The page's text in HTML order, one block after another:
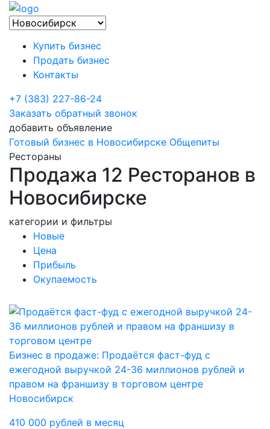
Купить бизнес
Продать бизнес
Контакты
+7 (383) 227-86-24
Заказать обратный звонок
добавить объявление
Готовый бизнес в Новосибирске Общепиты
Рестораны
Продажа 12 Ресторанов в
Новосибирске
категории и фильтры
Новые
Цена
Прибыль
Окупаемость
Бизнес в продаже: Продаётся фаст-фуд с
ежегодной выручкой 24-36 миллионов рублей и
правом на франшизу в торговом центре
Новосибирск
410 000 рублей в месяц